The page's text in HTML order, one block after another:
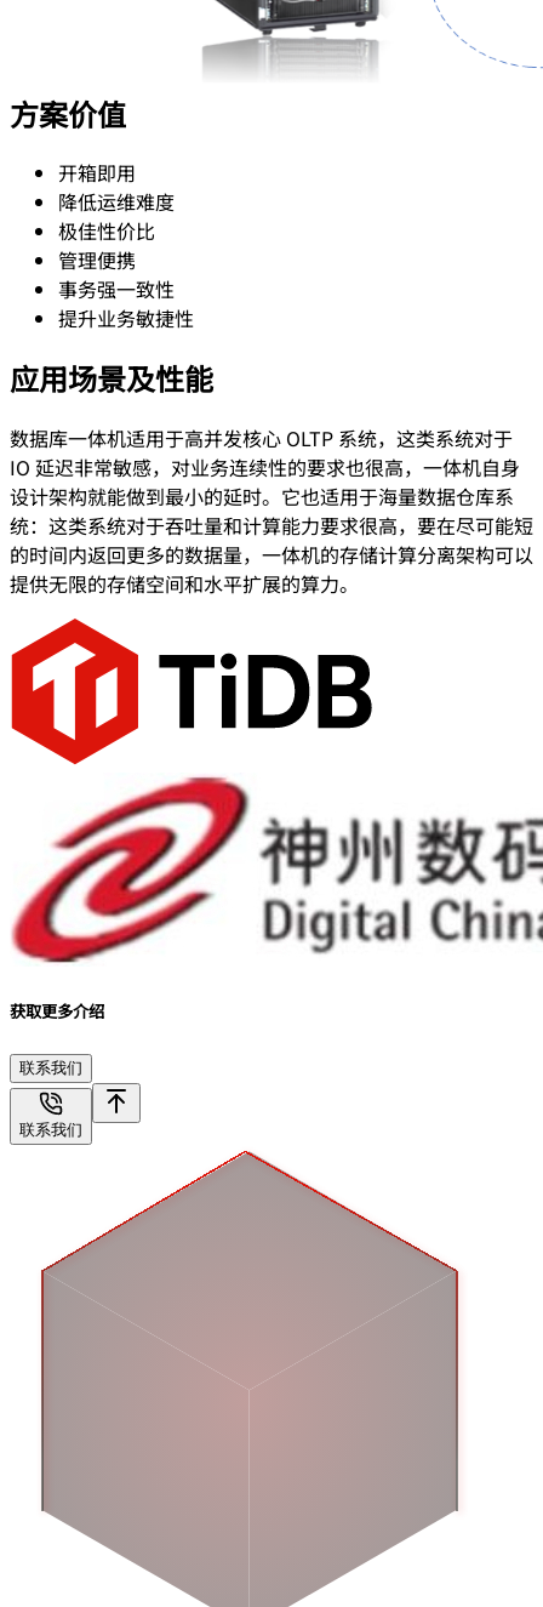
方案价值
开箱即用
降低运维难度
极佳性价比
管理便携
事务强一致性
提升业务敏捷性
应用场景及性能
数据库一体机适用于高并发核心 OLTP 系统，这类系统对于
IO 延迟非常敏感，对业务连续性的要求也很高，一体机自身
设计架构就能做到最小的延时。它也适用于海量数据仓库系
统：这类系统对于吞吐量和计算能力要求很高，要在尽可能短
的时间内返回更多的数据量，一体机的存储计算分离架构可以
提供无限的存储空间和水平扩展的算力。
获取更多介绍
联系我们
联系我们